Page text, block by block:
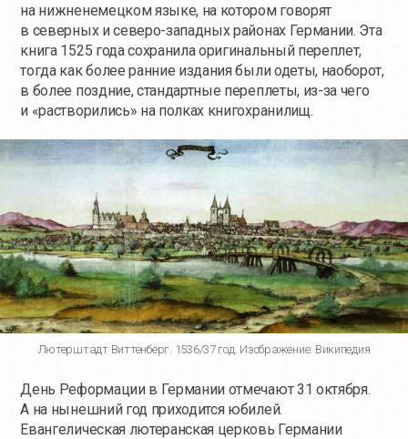
на нижненемецком языке, на котором говорят
в северных и северо-западных районах Германии. Эта
книга 1525 года сохранила оригинальный переплет,
тогда как более ранние издания были одеты, наоборот,
в более поздние, стандартные переплеты, из-за чего
и «растворились» на полках книгохранилищ.
Лютерштадт Виттенберг. 1536/37 год. Изображение: Википедия
День Реформации в Германии отмечают 31 октября.
А на нынешний год приходится юбилей.
Евангелическая лютеранская церковь Германии